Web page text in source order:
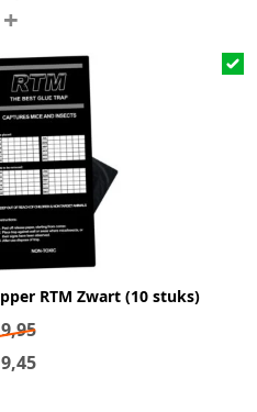
+
RTM Zwart (10 stuks)